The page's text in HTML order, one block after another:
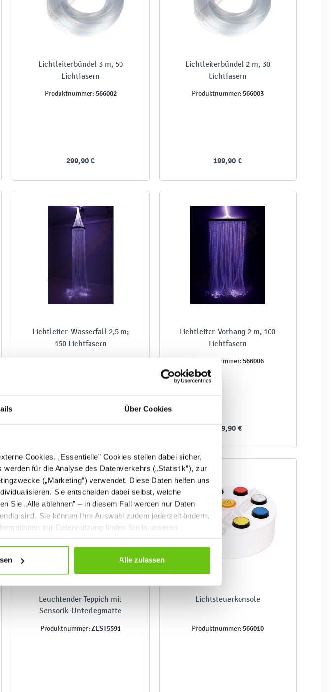
Über Cookies
Cookies. „Essentielle” Cookies stellen dabei sicher,
für die Analyse des Datenverkehrs („Statistik”), zur
(„Marketing”) verwendet. Diese Daten helfen uns
Sie entscheiden dabei selbst, welche
Sie „Alle ablehnen” – in diesem Fall werden nur Daten
sind. Sie können Ihre Auswahl zudem jederzeit ändern,
zur Datennutzung finden Sie in unseren
Alle zulassen
Lichtleiterbündel 3 m, 50
Lichtfasern
Produktnummer: 566002
299,90 €
Lichtleiterbündel 2 m, 30
Lichtfasern
Produktnummer: 566003
199,90 €
Lichtleiter-Wasserfall 2,5 m;
150 Lichtfasern
1.199,90 €
Lichtleiter-Vorhang 2 m, 100
Lichtfasern
Produktnummer: 566006
769,90 €
%
Leuchtender Teppich mit
Sensorik-Unterlegmatte
Produktnummer: ZEST5591
Lichtsteuerkonsole
Produktnummer: 566010